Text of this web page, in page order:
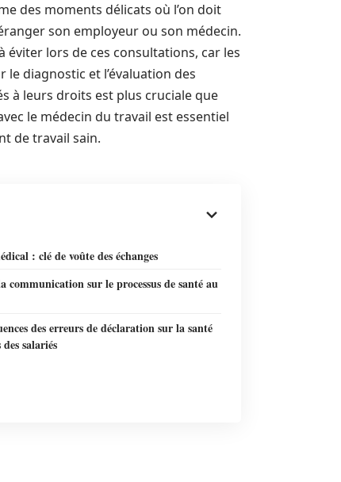
des moments délicats où l’on doit
son employeur ou son médecin.
éviter lors de ces consultations, car les
diagnostic et l’évaluation des
à leurs droits est plus cruciale que
le médecin du travail est essentiel
de travail sain.
: clé de voûte des échanges
communication sur le processus de santé au
des erreurs de déclaration sur la santé
salariés